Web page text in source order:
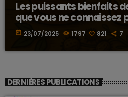
Les puissants bienfaits
que vous ne connaissez
today 23/07/2025 1797 821 7
DERNIÈRES PUBLICATIONS